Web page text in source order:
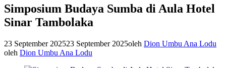
Simposium Budaya Sumba di Aula Hotel
Sinar Tambolaka
23 September 202523 September 2025oleh Dion Umbu Ana Lodu
oleh Dion Umbu Ana Lodu